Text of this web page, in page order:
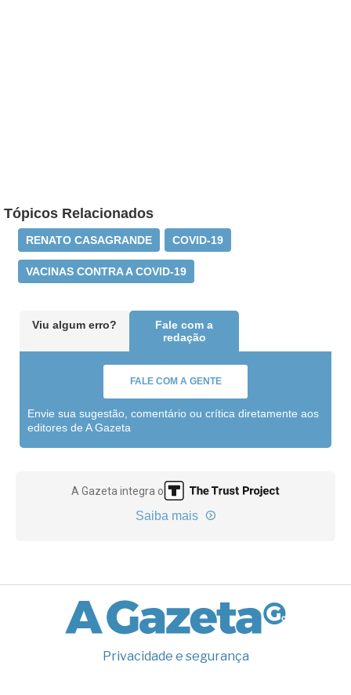
Tópicos Relacionados
RENATO CASAGRANDE COVID-19
VACINAS CONTRA A COVID-19
Viu algum erro?
Fale com a
redação
FALE COM A GENTE
Envie sua sugestão, comentário ou crítica diretamente aos
editores de A Gazeta
A Gazeta integra o
Saiba mais
Privacidade e segurança